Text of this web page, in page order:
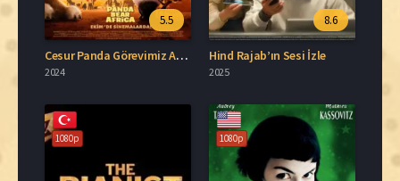
5.5
Cesur Panda Görevimiz Afrika İzle
2024
8.6
Hind Rajab’ın Sesi İzle
2025
1080p 1080p